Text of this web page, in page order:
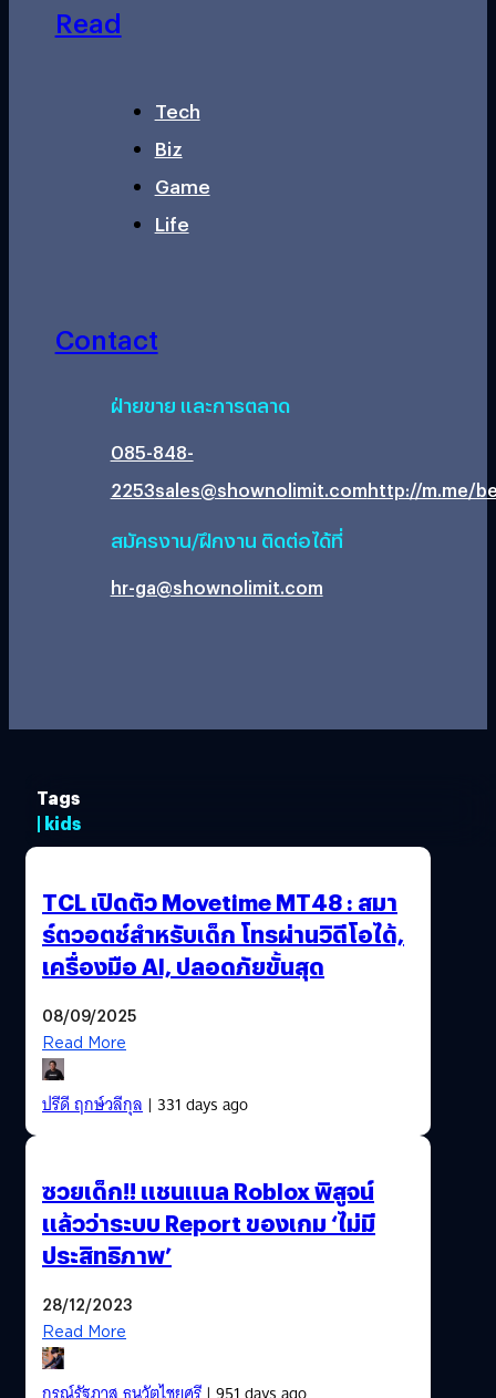
Read
Tech
Biz
Game
Life
Contact
ฝ่ายขาย และการตลาด
085-848-
2253sales@shownolimit.comhttp://m.me/
สมัครงาน/ฝึกงาน ติดต่อได้ที่
hr-ga@shownolimit.com
Tags
| kids
TCL เปิดตัว Movetime MT48 : สมา
ร์ตวอตช์สำหรับเด็ก โทรผ่านวิดีโอได้,
เครื่องมือ AI, ปลอดภัยขั้นสุด
08/09/2025
Read More
ปรีดี ฤกษ์วลีกุล| 331 days ago
ซวยเด็ก!! แชนแนล Roblox พิสูจน์
แล้วว่าระบบ Report ของเกม ‘ไม่มี
ประสิทธิภาพ’
28/12/2023
Read More